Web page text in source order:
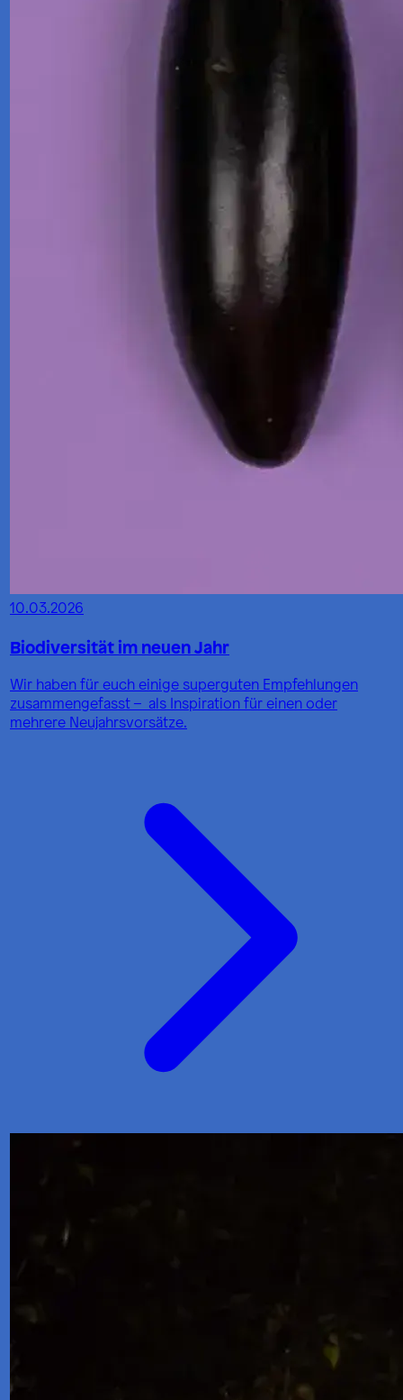
10.03.2026
Biodiversität im neuen Jahr
Wir haben für euch einige superguten Empfehlungen
zusammengefasst – als Inspiration für einen oder
mehrere Neujahrsvorsätze.